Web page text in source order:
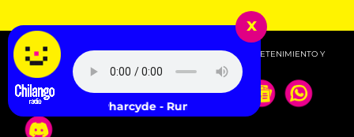
© 2026 SOPITAS.COM - MÚSICA, NOTICIAS, DEPORTES, ENTRETENIMIENTO Y
MÁS!.
x
The Pharcyde - Runnin'